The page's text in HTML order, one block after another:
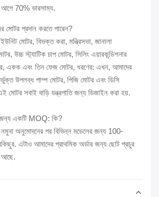
70% ভারসাম্য.
মোটর প্রদান করতে পারেন?
মোটর, বিভক্ত করা, মন্ত্রিসভা, জানালা
উচ্চ স্ট্যাটিক চাপ মোটর, সিলিং এয়ারকন্ডিশনার
একক এবং তিন ফেজ মোটর, ধরণের: এখন, আমাদের
উপলব্ধ পাম্প মোটর, পিজি মোটর এবং ডিসি
সবাই বাড়ি যন্ত্রপাতি জন্য ডিজাইন করা হয়.
একটি MOQ: কি?
অনুমোদনের পর বিভিন্ন মডেলের জন্য 100-
এটাও আমাদের প্রাথমিক অর্ডার জন্য ছোট প্রচুর
আছে.